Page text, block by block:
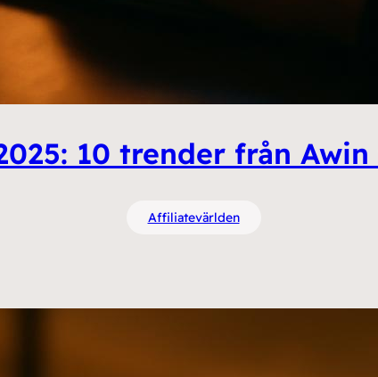
10 trender från
Affiliatevärlden